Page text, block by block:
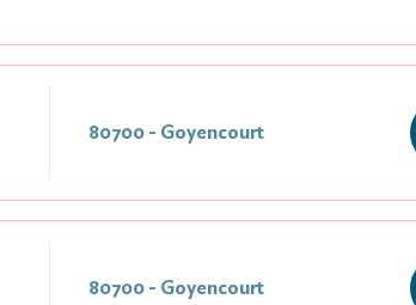
80700 - Goyencourt
80700 - Goyencourt